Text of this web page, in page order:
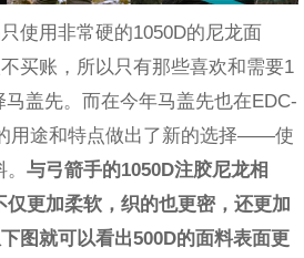
使用非常硬的1050D的尼龙面
买账，所以只有那些喜欢和需要1
盖先。而在今年马盖先也在EDC-
用途和特点做出了新的选择——使
与弓箭手的1050D注胶尼龙相
仅更加柔软，织的也更密，还更加
图就可以看出500D的面料表面更